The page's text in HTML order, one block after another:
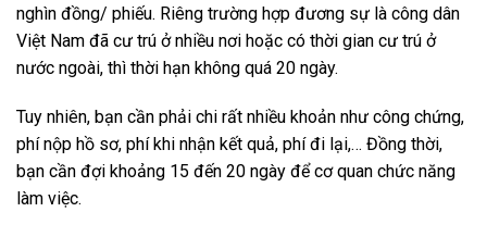
nghìn đồng/ phiếu. Riêng trường hợp đương sự là công dân
Việt Nam đã cư trú ở nhiều nơi hoặc có thời gian cư trú ở
nước ngoài, thì thời hạn không quá 20 ngày.
Tuy nhiên, bạn cần phải chi rất nhiều khoản như công chứng,
phí nộp hồ sơ, phí khi nhận kết quả, phí đi lại,… Đồng thời,
bạn cần đợi khoảng 15 đến 20 ngày để cơ quan chức năng
làm việc.